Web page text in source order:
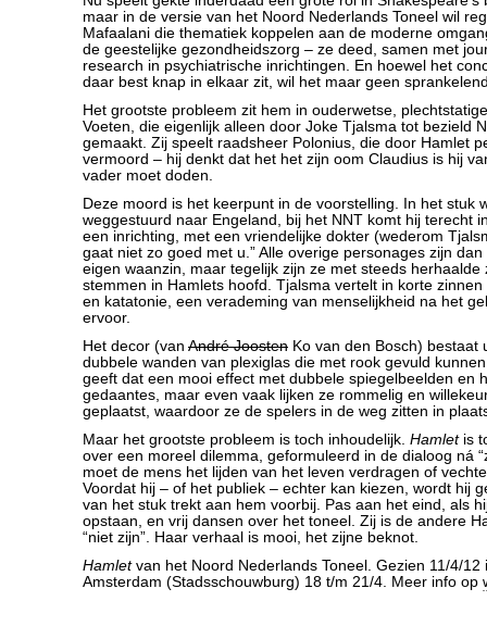
maar in de versie van het Noord Nederlands Toneel wil
Mafaalani die thematiek koppelen aan de moderne
de geestelijke gezondheidszorg – ze deed, samen met
research in psychiatrische inrichtingen. En hoewel het
daar best knap in elkaar zit, wil het maar geen
Het grootste probleem zit hem in ouderwetse,
Voeten, die eigenlijk alleen door Joke Tjalsma tot bezield
gemaakt. Zij speelt raadsheer Polonius, die door Hamlet
vermoord – hij denkt dat het het zijn oom Claudius is hij
vader moet doden.
Deze moord is het keerpunt in de voorstelling. In het stuk
weggestuurd naar Engeland, bij het NNT komt hij terecht
een inrichting, met een vriendelijke dokter (wederom
gaat niet zo goed met u.” Alle overige personages zijn
eigen waanzin, maar tegelijk zijn ze met steeds herhaalde
stemmen in Hamlets hoofd. Tjalsma vertelt in korte
en katatonie, een verademing van menselijkheid na het
ervoor.
Het decor (van André Joosten Ko van den Bosch) bestaat
dubbele wanden van plexiglas die met rook gevuld
geeft dat een mooi effect met dubbele spiegelbeelden en
gedaantes, maar even vaak lijken ze rommelig en
geplaatst, waardoor ze de spelers in de weg zitten in
Maar het grootste probleem is toch inhoudelijk. Hamlet is
over een moreel dilemma, geformuleerd in de dialoog ná
moet de mens het lijden van het leven verdragen of
Voordat hij – of het publiek – echter kan kiezen, wordt hij
van het stuk trekt aan hem voorbij. Pas aan het eind, als
opstaan, en vrij dansen over het toneel. Zij is de andere
“niet zijn”. Haar verhaal is mooi, het zijne beknot.
Hamletvan het Noord Nederlands Toneel. Gezien 11/4/12
Amsterdam (Stadsschouwburg) 18 t/m 21/4. Meer info op